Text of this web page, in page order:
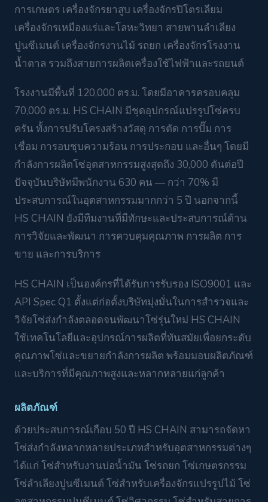
การเกษตร เครื่องจักรยาสูบ เครื่องจักรปิโตรเลียม
เครื่องจักรเหมืองแร่และโลหะวิทยา สายพานลำเลียง
ปูนซีเมนต์ เครื่องจักรงานไม้ รถยก เครื่องจักรโรงงาน
น้ำตาล รวมถึงสายการผลิตเครื่องใช้ไฟฟ้าและรถยนต์
โรงงานมีพื้นที่ 120,000 ตร.ม. โดยมีอาคารครอบคลุม
70,000 ตร.ม. HS CHAIN มีชุดอุปกรณ์แปรรูปโซ่ครบ
ครัน ทั้งการปรับโครงสร้างวัสดุ การตัด การปั๊ม การ
เชื่อม การอบชุบความร้อน การประกอบ และอื่นๆ โดยมี
กำลังการผลิตโซ่อุตสาหกรรมสูงสุดถึง 30,000 ตันต่อปี
ปัจจุบันบริษัทมีพนักงาน 630 คน — กว่า 70% มี
ประสบการณ์ในอุตสาหกรรมมากกว่า 5 ปี นอกจากนี้
HS CHAIN ยังมีทีมงานที่มีทักษะและประสบการณ์ด้าน
การวิจัยและพัฒนา การควบคุมคุณภาพ การผลิต การ
ขาย และการบริการ
HS CHAIN เป็นองค์กรที่ได้รับการรับรอง ISO9001 และ
API Spec Q1 ตั้งแต่ก่อตั้งบริษัทมุ่งมั่นในการสำรวจและ
วิจัยโซ่ส่งกำลังตลอดจนพัฒนาโซ่รุ่นใหม่ HS CHAIN
ใช้เทคโนโลยีและอุปกรณ์การผลิตที่ทันสมัยเพื่อยกระดับ
คุณภาพโซ่และขยายกำลังการผลิต พร้อมมอบผลิตภัณฑ์
และบริการที่มีคุณภาพสูงและหลากหลายแก่ลูกค้า
ผลิตภัณฑ์
ด้วยประสบการณ์เกือบ 50 ปี HS CHAIN สามารถจัดหา
โซ่ส่งกำลังหลากหลายประเภทสำหรับอุตสาหกรรมต่างๆ
ได้แก่ โซ่สำหรับงานบ่อน้ำมัน โซ่รถยก โซ่เกษตรกรรม
โซ่ลำเลียงปูนซีเมนต์ โซ่สำหรับเครื่องจักรแปรรูปไม้ โซ่